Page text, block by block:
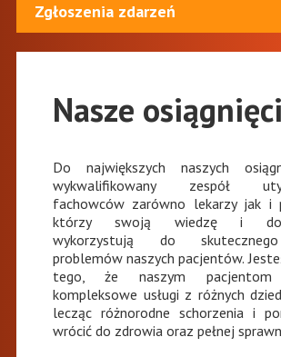
Zgłoszenia zdarzeń
Nasze
Do największych naszych
wykwalifikowany zespół
fachowców zarówno lekarzy jak i
którzy swoją wiedzę i
wykorzystują do
problemów naszych pacjentów.
tego, że naszym pacjentom
kompleksowe usługi z różnych
lecząc różnorodne schorzenia i
wrócić do zdrowia oraz pełnej